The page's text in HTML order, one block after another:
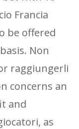
Francia
be offered
Non
raggiungerli
concerns an
and
as